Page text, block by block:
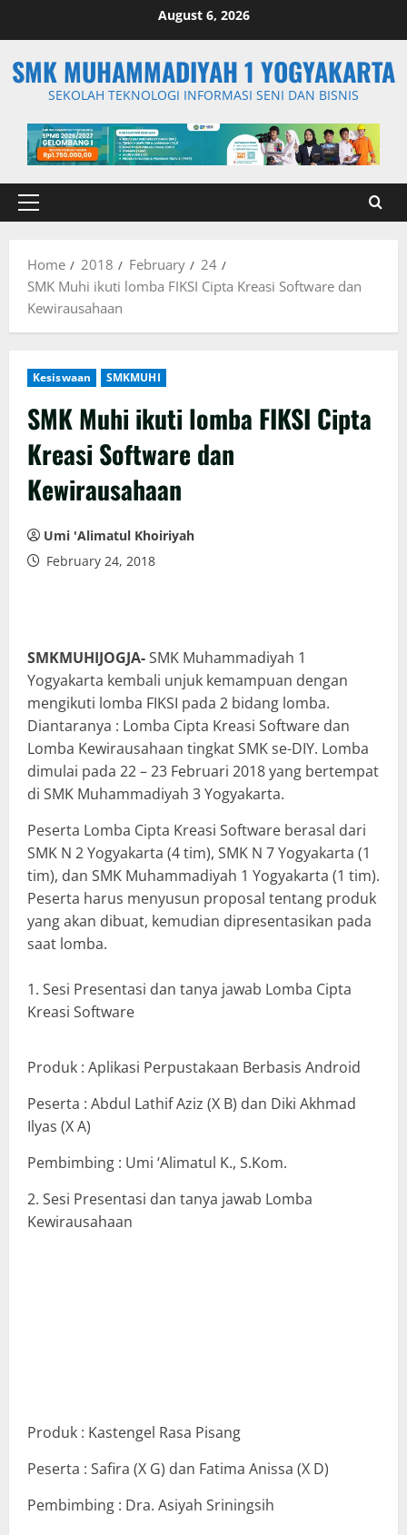
August 6, 2026
SMK MUHAMMADIYAH 1 YOGYAKARTA
SEKOLAH TEKNOLOGI INFORMASI SENI DAN BISNIS
Primary
Home
2018 February
24
SMK Muhi ikuti lomba FIKSI Cipta Kreasi Software dan
Kewirausahaan
Kesiswaan SMKMUHI
SMK Muhi ikuti lomba FIKSI Cipta
Kreasi Software dan
Kewirausahaan
Umi 'Alimatul Khoiriyah
February 24, 2018
SMKMUHIJOGJA-SMK Muhammadiyah 1
Yogyakarta kembali unjuk kemampuan dengan
mengikuti lomba FIKSI pada 2 bidang lomba.
Diantaranya : Lomba Cipta Kreasi Software dan
Lomba Kewirausahaan tingkat SMK se-DIY. Lomba
dimulai pada 22 – 23 Februari 2018 yang bertempat
di SMK Muhammadiyah 3 Yogyakarta.
Peserta Lomba Cipta Kreasi Software berasal dari
SMK N 2 Yogyakarta (4 tim), SMK N 7 Yogyakarta (1
tim), dan SMK Muhammadiyah 1 Yogyakarta (1 tim).
Peserta harus menyusun proposal tentang produk
yang akan dibuat, kemudian dipresentasikan pada
saat lomba.
Sesi Presentasi dan tanya jawab Lomba Cipta
Kreasi Software
Produk : Aplikasi Perpustakaan Berbasis Android
Peserta : Abdul Lathif Aziz (X B) dan Diki Akhmad
Ilyas (X A)
Pembimbing : Umi ‘Alimatul K., S.Kom.
2. Sesi Presentasi dan tanya jawab Lomba
Kewirausahaan
Produk : Kastengel Rasa Pisang
Peserta : Safira (X G) dan Fatima Anissa (X D)
Pembimbing : Dra. Asiyah Sriningsih